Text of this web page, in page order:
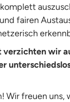
fairen
verzichten wir
freuen